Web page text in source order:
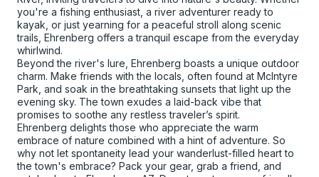
you're a fishing enthusiast, a river adventurer ready to
kayak, or just yearning for a peaceful stroll along scenic
trails, Ehrenberg offers a tranquil escape from the everyday
whirlwind.
Beyond the river's lure, Ehrenberg boasts a unique outdoor
charm. Make friends with the locals, often found at McIntyre
Park, and soak in the breathtaking sunsets that light up the
evening sky. The town exudes a laid-back vibe that
promises to soothe any restless traveler’s spirit.
Ehrenberg delights those who appreciate the warm
embrace of nature combined with a hint of adventure. So
why not let spontaneity lead your wanderlust-filled heart to
the town's embrace? Pack your gear, grab a friend, and